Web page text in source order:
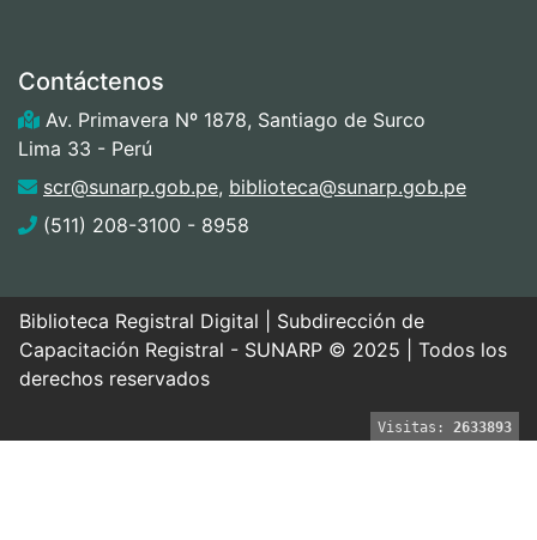
Contáctenos
Av. Primavera Nº 1878, Santiago de Surco
Lima 33 - Perú
scr@sunarp.gob.pe, biblioteca@sunarp.gob.pe
(511) 208-3100 - 8958
Biblioteca Registral Digital | Subdirección de
Capacitación Registral - SUNARP © 2025 | Todos los
derechos reservados
Visitas: 2633893